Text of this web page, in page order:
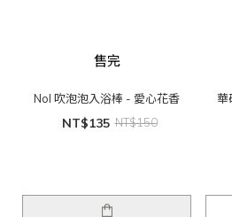
售完
Nol 吹泡泡入浴棒 - 愛心花香
NT$135 NT$150
華